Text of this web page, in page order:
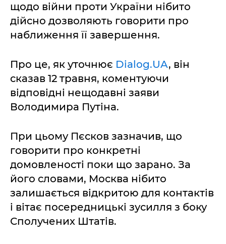
щодо війни проти України нібито
дійсно дозволяють говорити про
наближення її завершення.
Про це, як уточнює Dialog.UA, він
сказав 12 травня, коментуючи
відповідні нещодавні заяви
Володимира Путіна.
При цьому Пєсков зазначив, що
говорити про конкретні
домовленості поки що зарано. За
його словами, Москва нібито
залишається відкритою для контактів
і вітає посередницькі зусилля з боку
Сполучених Штатів.